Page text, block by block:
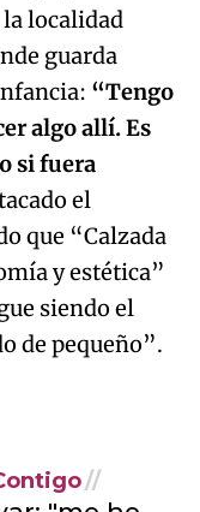
localidad
guarda
“Tengo
algo allí. Es
si fuera
el
que “Calzada
y estética”
siendo el
de pequeño”.